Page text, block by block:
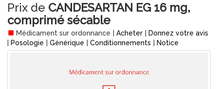
Prix de CANDESARTAN EG 16 mg,
comprimé sécable
Médicament sur ordonnance Acheter
Donnez votre avis
Posologie Générique Conditionnements Notice